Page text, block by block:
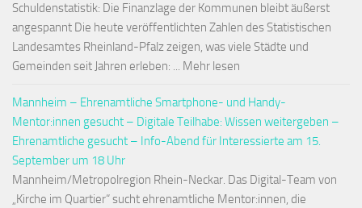
Schuldenstatistik: Die Finanzlage der Kommunen bleibt äußerst
angespannt Die heute veröffentlichten Zahlen des Statistischen
Landesamtes Rheinland-Pfalz zeigen, was viele Städte und
Gemeinden seit Jahren erleben: ... Mehr lesen
Mannheim – Ehrenamtliche Smartphone- und Handy-
Mentor:innen gesucht – Digitale Teilhabe: Wissen weitergeben –
Ehrenamtliche gesucht – Info-Abend für Interessierte am 15.
September um 18 Uhr
Mannheim/Metropolregion Rhein-Neckar. Das Digital-Team von
„Kirche im Quartier“ sucht ehrenamtliche Mentor:innen, die